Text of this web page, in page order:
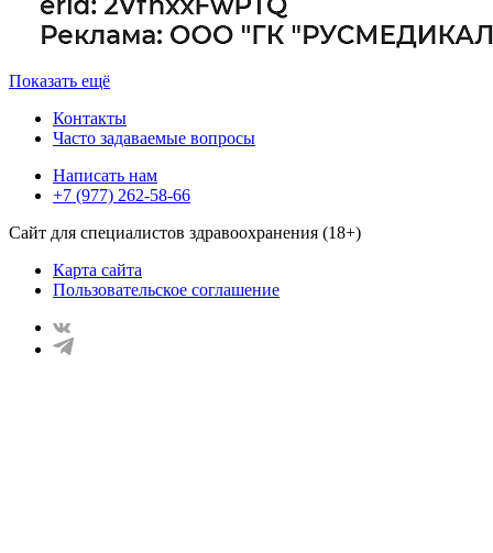
Показать ещё
Контакты
Часто задаваемые вопросы
Написать нам
+7 (977) 262-58-66
Сайт для специалистов здравоохранения (18+)
Карта сайта
Пользовательское соглашение